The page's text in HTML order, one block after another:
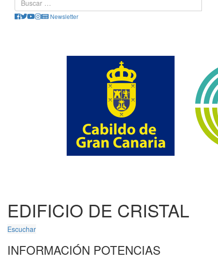
Newsletter
EDIFICIO DE CRISTAL
Escuchar
INFORMACIÓN POTENCIAS